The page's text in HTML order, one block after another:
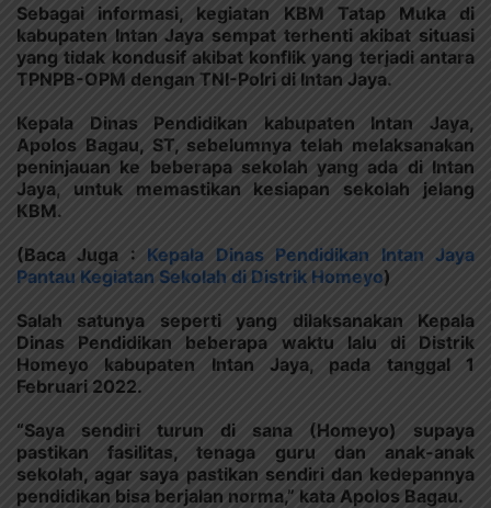
Sebagai informasi, kegiatan KBM Tatap Muka di
kabupaten Intan Jaya sempat terhenti akibat situasi
yang tidak kondusif akibat konflik yang terjadi antara
TPNPB-OPM dengan TNI-Polri di Intan Jaya.
Kepala Dinas Pendidikan kabupaten Intan Jaya,
Apolos Bagau, ST, sebelumnya telah melaksanakan
peninjauan ke beberapa sekolah yang ada di Intan
Jaya, untuk memastikan kesiapan sekolah jelang
KBM.
(Baca Juga : Kepala Dinas Pendidikan Intan Jaya
Pantau Kegiatan Sekolah di Distrik Homeyo)
Salah satunya seperti yang dilaksanakan Kepala
Dinas Pendidikan beberapa waktu lalu di Distrik
Homeyo kabupaten Intan Jaya, pada tanggal 1
Februari 2022.
“Saya sendiri turun di sana (Homeyo) supaya
pastikan fasilitas, tenaga guru dan anak-anak
sekolah, agar saya pastikan sendiri dan kedepannya
pendidikan bisa berjalan norma,” kata Apolos Bagau.